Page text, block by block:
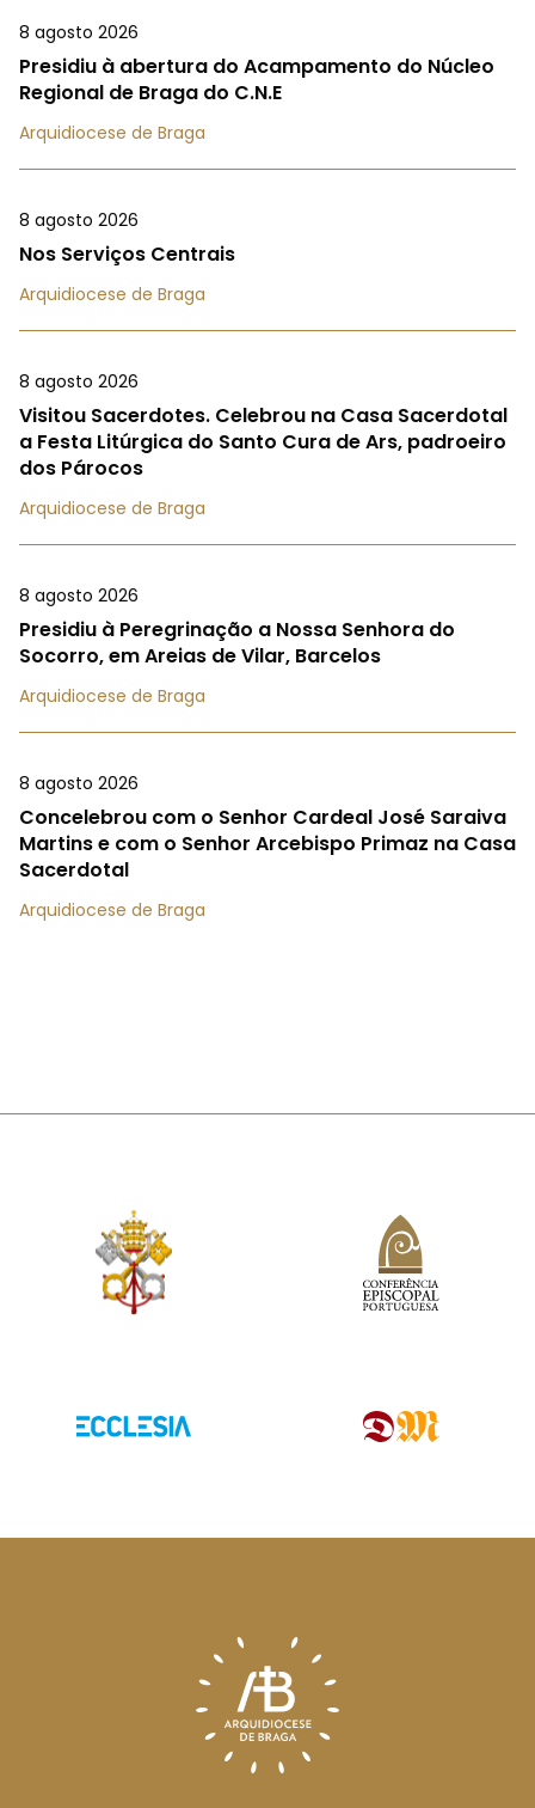
8 agosto 2026
Presidiu à abertura do Acampamento do Núcleo
Regional de Braga do C.N.E
Arquidiocese de Braga
8 agosto 2026
Nos Serviços Centrais
Arquidiocese de Braga
8 agosto 2026
Visitou Sacerdotes. Celebrou na Casa Sacerdotal
a Festa Litúrgica do Santo Cura de Ars, padroeiro
dos Párocos
Arquidiocese de Braga
8 agosto 2026
Presidiu à Peregrinação a Nossa Senhora do
Socorro, em Areias de Vilar, Barcelos
Arquidiocese de Braga
8 agosto 2026
Concelebrou com o Senhor Cardeal José Saraiva
Martins e com o Senhor Arcebispo Primaz na Casa
Sacerdotal
Arquidiocese de Braga